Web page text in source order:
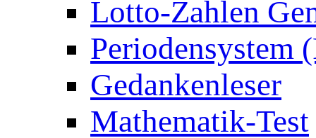
Lotto-Zahlen
Periodensystem
Gedankenleser
Mathematik-Test